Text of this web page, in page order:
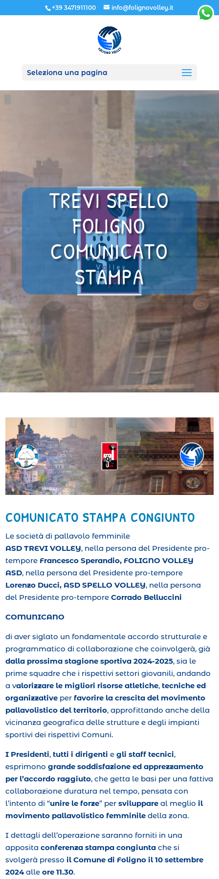
+39 3471911100 info@folignovolley.it
Seleziona una pagina
TREVI SPELLO
FOLIGNO
COMUNICATO
STAMPA
COMUNICATO STAMPA CONGIUNTO
Le società di pallavolo femminile
ASD TREVI VOLLEY, nella persona del Presidente pro-
tempore Francesco Sperandio, FOLIGNO VOLLEY
ASD, nella persona del Presidente pro-tempore
Lorenzo Ducci, ASD SPELLO VOLLEY, nella persona
del Presidente pro-temporeCorrado Belluccini
COMUNICANO
di aver siglato un fondamentale accordo strutturale e
programmatico di collaborazione che coinvolgerà, già
dalla prossima stagione sportiva 2024-2025, sia le
prime squadre che i rispettivi settori giovanili, andando
a valorizzare le migliori risorse atletiche, tecniche ed
organizzative per favorire la crescita del movimento
pallavolistico del territorio, approfittando anche della
vicinanza geografica delle strutture e degli impianti
sportivi dei rispettivi Comuni.
I Presidenti, tutti i dirigenti egli staff tecnici,
esprimonogrande soddisfazione ed apprezzamento
per l’accordo raggiuto, che getta le basi per una fattiva
collaborazione duratura nel tempo, pensata con
l’intento di “unire le forze” persviluppare al meglioil
movimento pallavolistico femminile della zona.
I dettagli dell’operazione saranno forniti in una
appositaconferenza stampa congiunta che si
svolgerà pressoil Comune di Foligno il 10 settembre
2024alleore 11.30.